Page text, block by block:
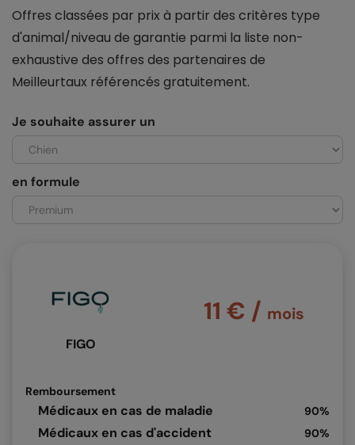
Offres classées par prix à partir des critères type
d'animal/niveau de garantie parmi la liste non-
exhaustive des offres des partenaires de
Meilleurtaux référencés gratuitement.
Je souhaite assurer un
en formule
FIGO
Remboursement
Médicaux en cas de maladie 90%
Médicaux en cas d'accident 90%
11 € / mois